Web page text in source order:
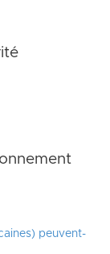
peuvent-